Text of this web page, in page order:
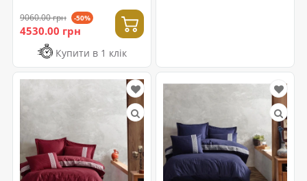
9060.00 грн -50%
4530.00 грн
Купити в 1 клік